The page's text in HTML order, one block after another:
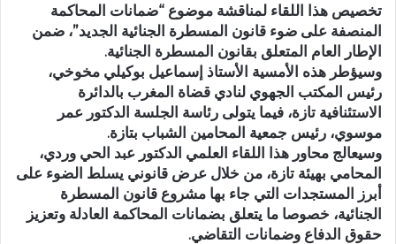
تخصيص هذا اللقاء لمناقشة موضوع “ضمانات المحاكمة
المنصفة على ضوء قانون المسطرة الجنائية الجديد”، ضمن
الإطار العام المتعلق بقانون المسطرة الجنائية.
وسيؤطر هذه الأمسية الأستاذ إسماعيل بوكيلي مخوخي،
رئيس المكتب الجهوي لنادي قضاة المغرب بالدائرة
الاستئنافية تازة، فيما يتولى رئاسة الجلسة الدكتور عمر
موسوي، رئيس جمعية المحامين الشباب بتازة.
وسيعالج محاور هذا اللقاء العلمي الدكتور عبد الحي وردي،
المحامي بهيئة تازة، من خلال عرض قانوني يسلط الضوء على
أبرز المستجدات التي جاء بها مشروع قانون المسطرة
الجنائية، خصوصا ما يتعلق بضمانات المحاكمة العادلة وتعزيز
حقوق الدفاع وضمانات التقاضي.